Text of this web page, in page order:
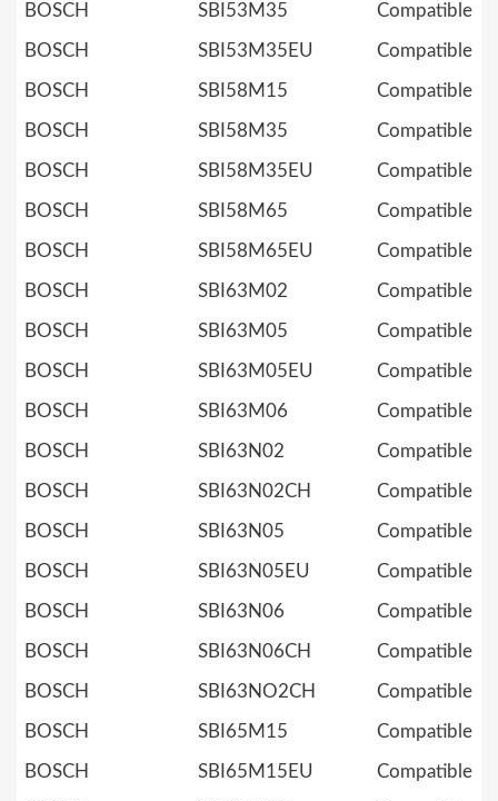
BOSCH SBI53M35 Compatible
BOSCH SBI53M35EU Compatible
BOSCH SBI58M15 Compatible
BOSCH SBI58M35 Compatible
BOSCH SBI58M35EU Compatible
BOSCH SBI58M65 Compatible
BOSCH SBI58M65EU Compatible
BOSCH SBI63M02 Compatible
BOSCH SBI63M05 Compatible
BOSCH SBI63M05EU Compatible
BOSCH SBI63M06 Compatible
BOSCH SBI63N02 Compatible
BOSCH SBI63N02CH Compatible
BOSCH SBI63N05 Compatible
BOSCH SBI63N05EU Compatible
BOSCH SBI63N06 Compatible
BOSCH SBI63N06CH Compatible
BOSCH SBI63NO2CH Compatible
BOSCH SBI65M15 Compatible
BOSCH SBI65M15EU Compatible